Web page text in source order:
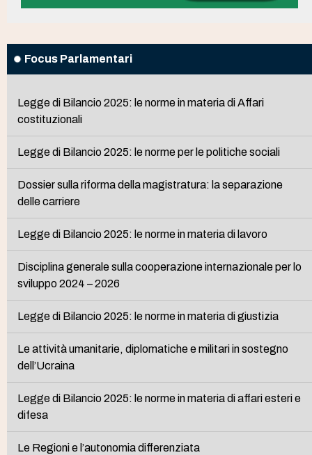
Focus Parlamentari
Legge di Bilancio 2025: le norme in materia di Affari
costituzionali
Legge di Bilancio 2025: le norme per le politiche sociali
Dossier sulla riforma della magistratura: la separazione
delle carriere
Legge di Bilancio 2025: le norme in materia di lavoro
Disciplina generale sulla cooperazione internazionale per lo
sviluppo 2024 – 2026
Legge di Bilancio 2025: le norme in materia di giustizia
Le attività umanitarie, diplomatiche e militari in sostegno
dell’Ucraina
Legge di Bilancio 2025: le norme in materia di affari esteri e
difesa
Le Regioni e l’autonomia differenziata